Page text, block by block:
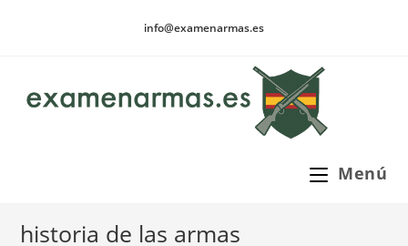
info@examenarmas.es
Menú
historia de las armas